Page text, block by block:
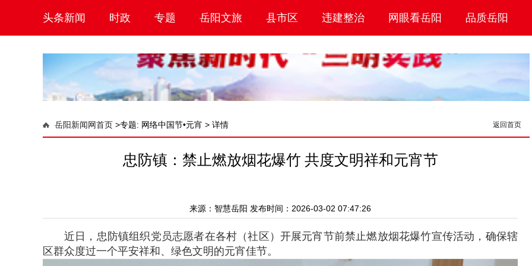
头条新闻 时政 专题 岳阳文旅 县市区 违建整治 网眼看岳阳 品质岳阳
岳阳新闻网首页 >专题: 网络中国节•元宵 > 详情 返回首页
忠防镇：禁止燃放烟花爆竹 共度文明祥和元宵节
来源： 智慧岳阳 发布时间：2026-03-02 07:47:26
近日，忠防镇组织党员志愿者在各村（社区）开展元宵节前禁止燃放烟花爆竹宣传活动，确保辖
区群众度过一个平安祥和、绿色文明的元宵佳节。